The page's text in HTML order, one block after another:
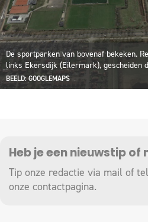
De sportparken van bovenaf bekeken.
links Ekersdijk (Eilermark), gescheiden
BEELD: GOOGLEMAPS
Heb je een nieuwstip of
Tip onze redactie via mail of
onze contactpagina.